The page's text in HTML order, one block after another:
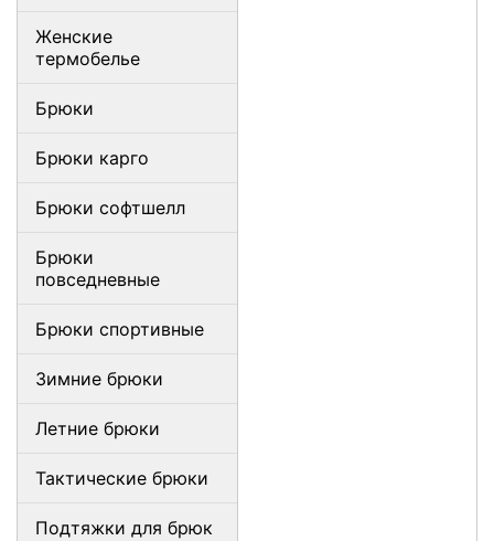
Женские
термобелье
Брюки
Брюки карго
Брюки софтшелл
Брюки
повседневные
Брюки спортивные
Зимние брюки
Летние брюки
Тактические брюки
Подтяжки для брюк